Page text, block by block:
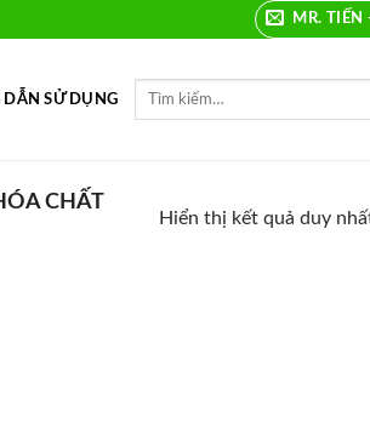
MR.
DẪN SỬ DỤNG
CHẤT
Hiển thị kết quả duy